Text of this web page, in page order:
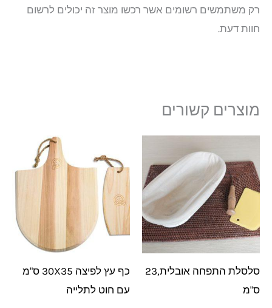
רק משתמשים רשומים אשר רכשו מוצר זה יכולים לרשום
חוות דעת.
מוצרים קשורים
סלסלת התפחה אובלית,23
ס"מ
כף עץ לפיצה 30X35 ס"מ
עם חוט לתלייה